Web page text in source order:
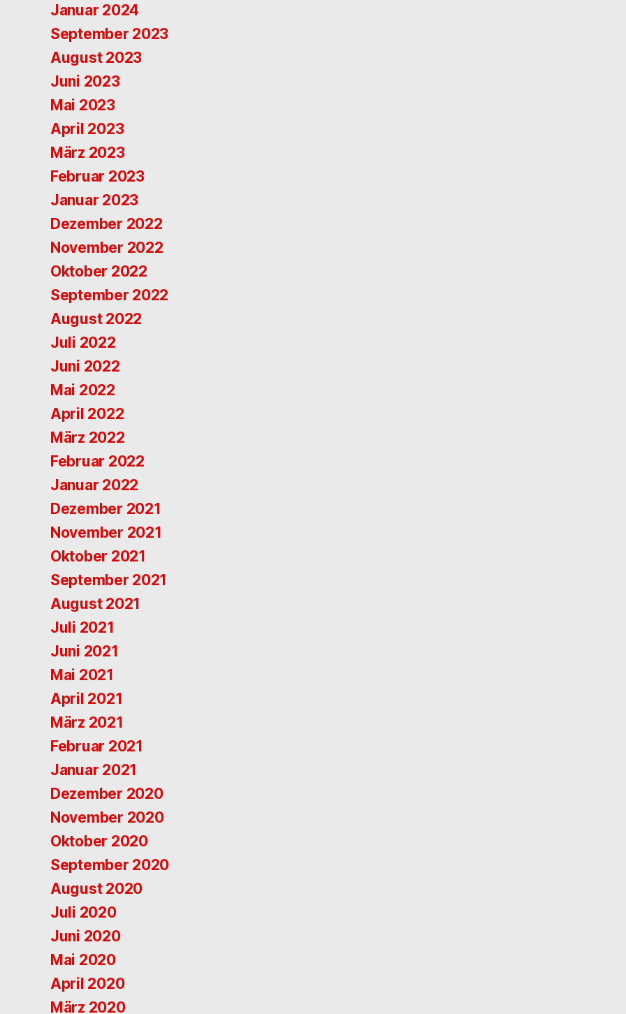
Januar 2024
September 2023
August 2023
Juni 2023
Mai 2023
April 2023
März 2023
Februar 2023
Januar 2023
Dezember 2022
November 2022
Oktober 2022
September 2022
August 2022
Juli 2022
Juni 2022
Mai 2022
April 2022
März 2022
Februar 2022
Januar 2022
Dezember 2021
November 2021
Oktober 2021
September 2021
August 2021
Juli 2021
Juni 2021
Mai 2021
April 2021
März 2021
Februar 2021
Januar 2021
Dezember 2020
November 2020
Oktober 2020
September 2020
August 2020
Juli 2020
Juni 2020
Mai 2020
April 2020
März 2020